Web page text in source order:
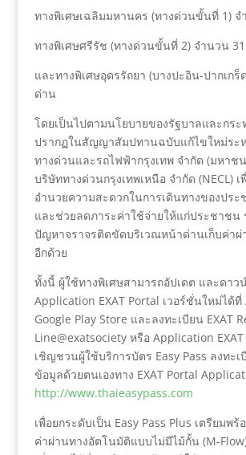
ทางพิเศษเฉลิมมหานคร (ทางด่วนขั้นที่ 1)
ทางพิเศษศรีรัช (ทางด่วนขั้นที่ 2) จำนวน
และทางพิเศษอุดรรัถยา (บางปะอิน-ปากเก
ด่าน
โดยเป็นไปตามนโยบายของรัฐบาลและกร
ปรากฏในสัญญาสัมปทานฉบับแก้ไขใหม่ระ
ทางด่วนและรถไฟฟ้ากรุงเทพ จำกัด (มหาช
บริษัททางด่วนกรุงเทพเหนือ จำกัด (NECL) เ
อำนวยความสะดวกในการเดินทางของปร
และช่วยลดภาระค่าใช้จ่ายให้แก่ประชาชน
ปัญหาจราจรติดขัดบริเวณหน้าด่านเก็บค่าผ่
อีกด้วย
ทั้งนี้ ผู้ใช้ทางพิเศษสามารถอัปเดต และดาว
Application EXAT Portal เวอร์ชั่นใหม่ได้
Google Play Store และลงทะเบียน EXAT
Line@exatsociety หรือ Application
เชิญชวนผู้ใช้บริการบัตร Easy Pass ลงทะเ
ข้อมูลด้วยตนเองทาง EXAT Portal
http://www.thaieasypass.com
เพื่อยกระดับเป็น Easy Pass Plus เตรียมพร้
ค่าผ่านทางอัตโนมัติแบบไม่มีไม้กั้น (M-